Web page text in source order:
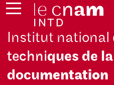
Institut national
techniques de la
documentation